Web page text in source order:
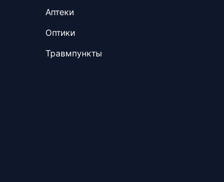
Аптеки
Оптики
Травмпункты